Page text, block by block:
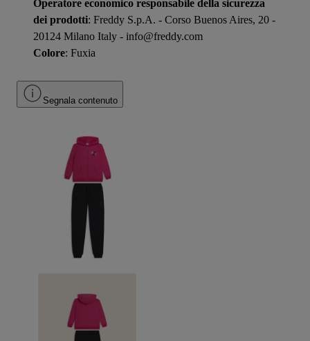
Operatore economico responsabile della sicurezza
dei prodotti: Freddy S.p.A. - Corso Buenos Aires, 20 -
20124 Milano Italy - info@freddy.com
Colore: Fuxia
Segnala contenuto